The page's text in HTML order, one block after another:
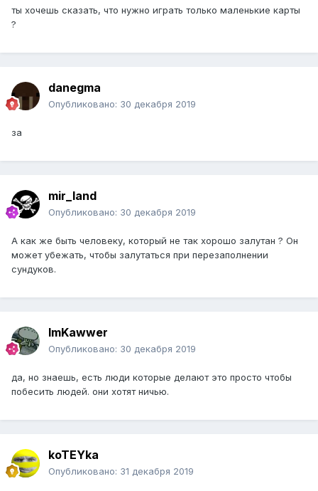
ты хочешь сказать, что нужно играть только маленькие карты
?
danegma
Опубликовано: 30 декабря 2019
за
mir_land
Опубликовано: 30 декабря 2019
А как же быть человеку, который не так хорошо залутан ? Он
может убежать, чтобы залутаться при перезаполнении
сундуков.
ImKawwer
Опубликовано: 30 декабря 2019
да, но знаешь, есть люди которые делают это просто чтобы
побесить людей. они хотят ничью.
koTEYka
Опубликовано: 31 декабря 2019